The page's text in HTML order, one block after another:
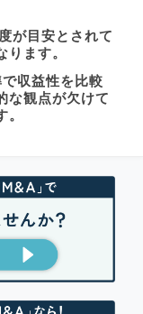
が目安とされて
ます。
収益性を比較
な観点が欠けて